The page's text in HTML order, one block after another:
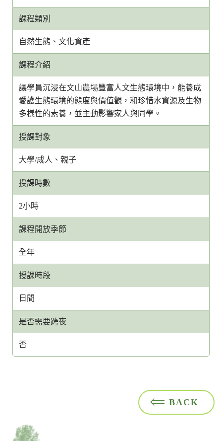
課程類別
自然生態、文化資產
課程介紹
讓學員沉浸在文山農場豐富人文生態環境中，能養成
愛護生態環境的態度與價值觀，和珍惜水資源及生物
多樣性的素養，並主動影響家人與同學。
授課對象
大學/成人、親子
授課時數
2小時
課程開放季節
全年
授課時段
日間
是否需要跨夜
否
BACK